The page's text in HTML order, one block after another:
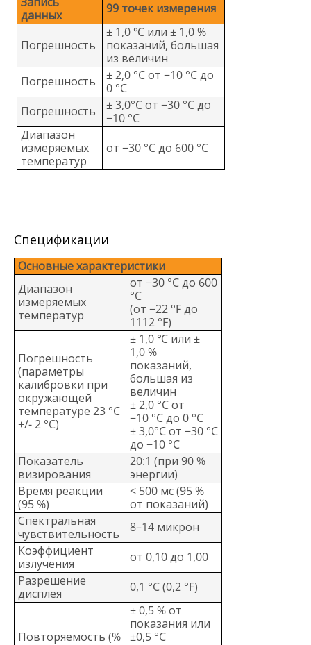
данных
99 точек измерения
Погрешность
± 1,0 ℃ или ± 1,0 %
показаний, большая
из величин
Погрешность
± 2,0 °C от −10 °C до
0 °C
Погрешность
± 3,0°C от −30 °C до
−10 °C
Диапазон
измеряемых
температур
от −30 °C до 600 °C
Спецификации
Основные характеристики
Диапазон
измеряемых
температур
от −30 °C до 600
°C
(от −22 °F до
1112 °F)
Погрешность
(параметры
калибровки при
окружающей
температуре 23 °C
+/- 2 °C)
± 1,0 ℃ или ±
1,0 %
показаний,
большая из
величин
± 2,0 °C от
−10 °C до 0 °C
± 3,0°C от −30 °C
до −10 °C
Показатель
визирования
20:1 (при 90 %
энергии)
Время реакции
(95 %)
< 500 мс (95 %
от показаний)
Спектральная
чувствительность
8–14 микрон
Коэффициент
излучения
от 0,10 до 1,00
Разрешение
дисплея
0,1 °C (0,2 °F)
Повторяемость (%
± 0,5 % от
показания или
±0,5 °C